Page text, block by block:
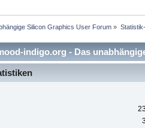
Silicon Graphics User Forum »
indigo.org - Das